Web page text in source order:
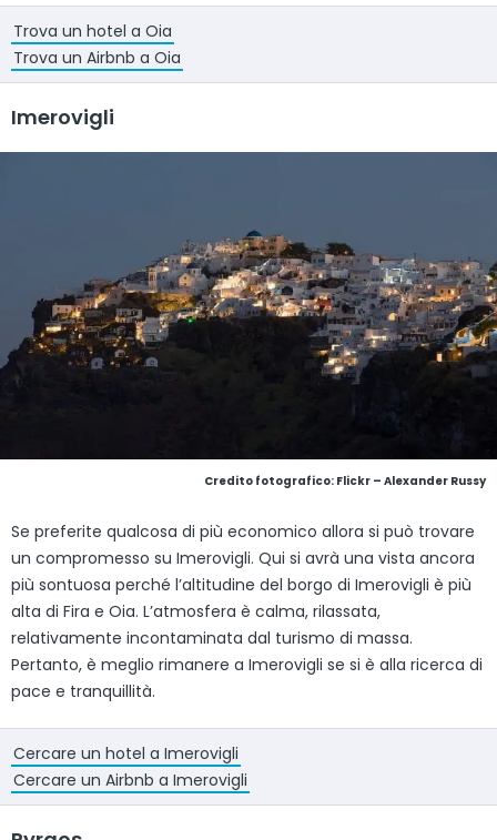
Trova un hotel a Oia
Trova un Airbnb a Oia
Imerovigli
Credito fotografico: Flickr – Alexander Russy
Se preferite qualcosa di più economico allora si può trovare
un compromesso su Imerovigli. Qui si avrà una vista ancora
più sontuosa perché l’altitudine del borgo di Imerovigli è più
alta di Fira e Oia. L’atmosfera è calma, rilassata,
relativamente incontaminata dal turismo di massa.
Pertanto, è meglio rimanere a Imerovigli se si è alla ricerca di
pace e tranquillità.
Cercare un hotel a Imerovigli
Cercare un Airbnb a Imerovigli